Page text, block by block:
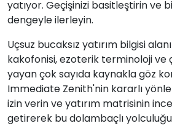
yatıyor. Geçişinizi basitleştirin ve
dengeyle ilerleyin.
Uçsuz bucaksız yatırım bilgisi
kakofonisi, ezoterik terminoloji ve
yayan çok sayıda kaynakla göz
Immediate Zenith'nin kararlı
izin verin ve yatırım matrisinin
getirerek bu dolambaçlı